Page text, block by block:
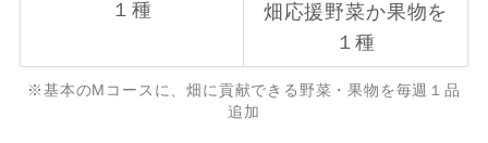
１種
畑応援野菜か果物を
１種
※基本のMコースに、畑に貢献できる野菜・果物を毎週１品
追加